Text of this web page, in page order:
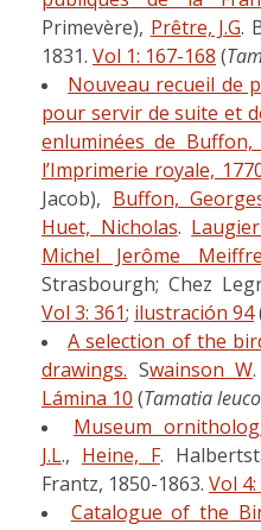
Primevère), Prêtre, J.G.
1831. Vol 1: 167-168 (
Nouveau recueil de
pour servir de suite et
enluminées de
l’Imprimerie royale,
Jacob), Buffon,
Huet, Nicholas.
Michel Jerôme
Strasbourgh; Chez
Vol 3: 361; ilustración 94
A selection of the
drawings. Swainson W
Lámina 10 (Tamatia
Museum
J.L., Heine, F.
Frantz, 1850-1863. Vol
Catalogue of the